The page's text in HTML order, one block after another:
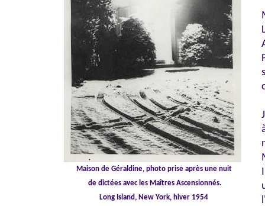
Maison de Géraldine, photo prise après une nuit
de dictées avec les Maîtres Ascensionnés.
Long Island, New York, hiver 1954